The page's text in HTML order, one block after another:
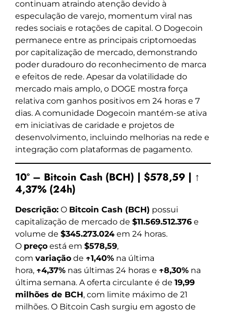
continuam atraindo atenção devido à
especulação de varejo, momentum viral nas
redes sociais e rotações de capital. O Dogecoin
permanece entre as principais criptomoedas
por capitalização de mercado, demonstrando
poder duradouro do reconhecimento de marca
e efeitos de rede. Apesar da volatilidade do
mercado mais amplo, o DOGE mostra força
relativa com ganhos positivos em 24 horas e 7
dias. A comunidade Dogecoin mantém-se ativa
em iniciativas de caridade e projetos de
desenvolvimento, incluindo melhorias na rede e
integração com plataformas de pagamento.
10º – Bitcoin Cash (BCH) | $578,59 | ↑
4,37% (24h)
Descrição: O Bitcoin Cash (BCH) possui
capitalização de mercado de $11.569.512.376 e
volume de $345.273.024 em 24 horas.
O preço está em $578,59,
com variação de ↑1,40% na última
hora, ↑4,37% nas últimas 24 horas e ↑8,30% na
última semana. A oferta circulante é de 19,99
milhões de BCH, com limite máximo de 21
milhões. O Bitcoin Cash surgiu em agosto de